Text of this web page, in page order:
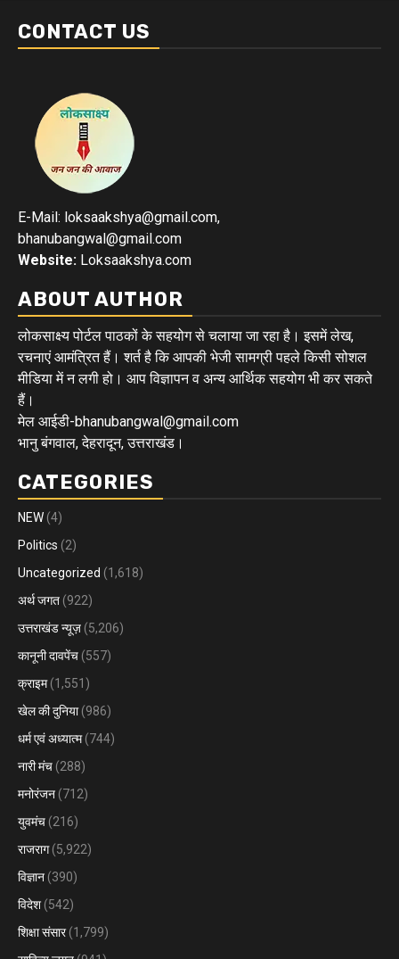
CONTACT US
E-Mail: loksaakshya@gmail.com,
bhanubangwal@gmail.com
Website: Loksaakshya.com
ABOUT AUTHOR
लोकसाक्ष्य पोर्टल पाठकों के सहयोग से चलाया जा रहा है। इसमें लेख,
रचनाएं आमंत्रित हैं। शर्त है कि आपकी भेजी सामग्री पहले किसी सोशल
मीडिया में न लगी हो। आप विज्ञापन व अन्य आर्थिक सहयोग भी कर सकते
हैं।
मेल आईडी-bhanubangwal@gmail.com
भानु बंगवाल, देहरादून, उत्तराखंड।
CATEGORIES
NEW (4)
Politics (2)
Uncategorized (1,618)
अर्थ जगत (922)
उत्तराखंड न्यूज़ (5,206)
कानूनी दावपेंच (557)
क्राइम(1,551)
खेल की दुनिया(986)
धर्म एवं अध्यात्म(744)
नारी मंच (288)
मनोरंजन (712)
युवमंच (216)
राजराग(5,922)
विज्ञान (390)
विदेश (542)
शिक्षा संसार(1,799)